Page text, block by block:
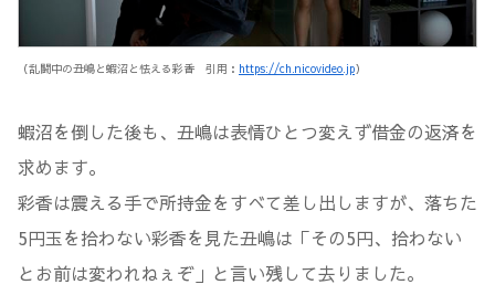
（乱闘中の丑嶋と蝦沼と怯える彩香 引用： https://ch.nicovideo.jp）
蝦沼を倒した後も、丑嶋は表情ひとつ変えず借金の返済を
求めます。
彩香は震える手で所持金をすべて差し出しますが、落ちた
5円玉を拾わない彩香を見た丑嶋は「その5円、拾わない
とお前は変われねぇぞ」と言い残して去りました。